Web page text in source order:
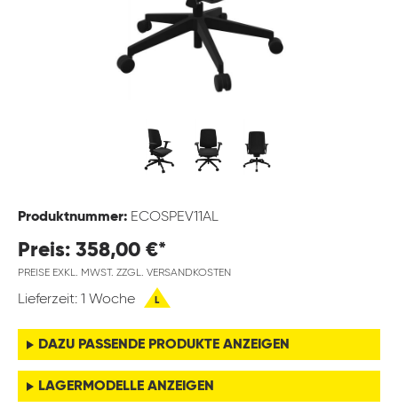
Produktnummer: ECOSPEV11AL
Preis: 358,00 €*
PREISE EXKL. MWST. ZZGL. VERSANDKOSTEN
Lieferzeit: 1 Woche L
DAZU PASSENDE PRODUKTE ANZEIGEN
LAGERMODELLE ANZEIGEN